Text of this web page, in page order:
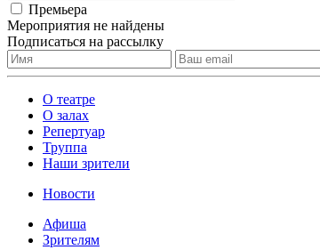
Премьера
Мероприятия не найдены
Подписаться на рассылку
О театре
О залах
Репертуар
Труппа
Наши зрители
Новости
Афиша
Зрителям